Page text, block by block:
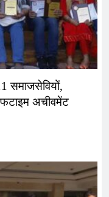
समाजसेवियों,
अचीवमेंट